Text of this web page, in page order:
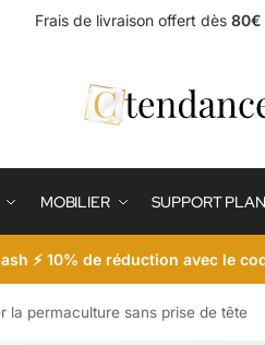
Frais de livraison offert dès 80€
MOBILIER SUPPORT
⚡ 10% de réduction avec le
la permaculture sans prise de tête